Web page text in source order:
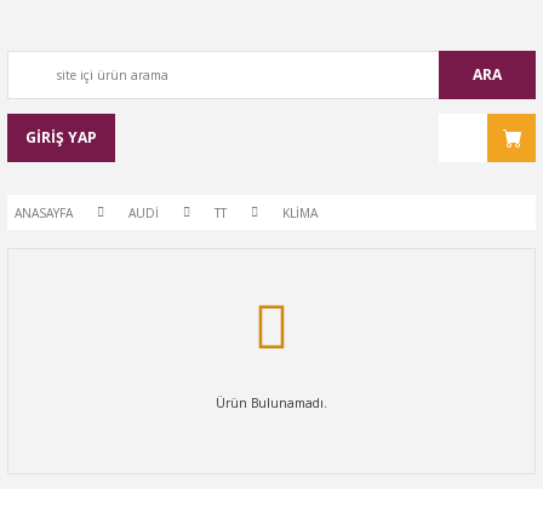
ARA
GİRİŞ YAP
ANASAYFA AUDİ TT KLİMA
Ürün Bulunamadı.